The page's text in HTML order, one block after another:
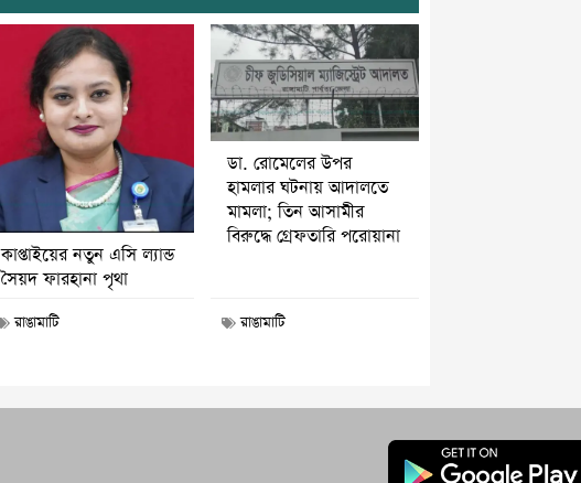
কাপ্তাইয়ের নতুন এসি ল্যান্ড
সৈয়দ ফারহানা পৃথা
রাঙামাটি
ডা. রোমেলের উপর
হামলার ঘটনায় আদালতে
মামলা; তিন আসামীর
বিরুদ্ধে গ্রেফতারি পরোয়ানা
রাঙামাটি